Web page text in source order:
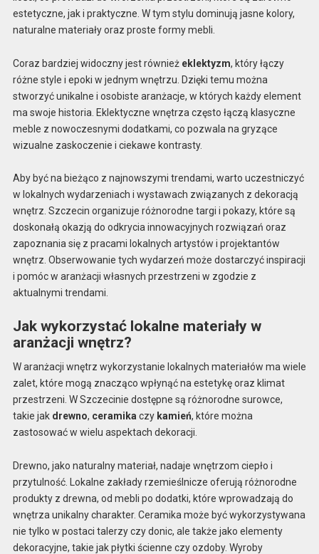
estetyczne, jak i praktyczne. W tym stylu dominują jasne kolory,
naturalne materiały oraz proste formy mebli.
Coraz bardziej widoczny jest również eklektyzm, który łączy
różne style i epoki w jednym wnętrzu. Dzięki temu można
stworzyć unikalne i osobiste aranżacje, w których każdy element
ma swoje historia. Eklektyczne wnętrza często łączą klasyczne
meble z nowoczesnymi dodatkami, co pozwala na gryzące
wizualne zaskoczenie i ciekawe kontrasty.
Aby być na bieżąco z najnowszymi trendami, warto uczestniczyć
w lokalnych wydarzeniach i wystawach związanych z dekoracją
wnętrz. Szczecin organizuje różnorodne targi i pokazy, które są
doskonałą okazją do odkrycia innowacyjnych rozwiązań oraz
zapoznania się z pracami lokalnych artystów i projektantów
wnętrz. Obserwowanie tych wydarzeń może dostarczyć inspiracji
i pomóc w aranżacji własnych przestrzeni w zgodzie z
aktualnymi trendami.
Jak wykorzystać lokalne materiały w
aranżacji wnętrz?
W aranżacji wnętrz wykorzystanie lokalnych materiałów ma wiele
zalet, które mogą znacząco wpłynąć na estetykę oraz klimat
przestrzeni. W Szczecinie dostępne są różnorodne surowce,
takie jak drewno, ceramika czy kamień, które można
zastosować w wielu aspektach dekoracji.
Drewno, jako naturalny materiał, nadaje wnętrzom ciepło i
przytulność. Lokalne zakłady rzemieślnicze oferują różnorodne
produkty z drewna, od mebli po dodatki, które wprowadzają do
wnętrza unikalny charakter. Ceramika może być wykorzystywana
nie tylko w postaci talerzy czy donic, ale także jako elementy
dekoracyjne, takie jak płytki ścienne czy ozdoby. Wyroby